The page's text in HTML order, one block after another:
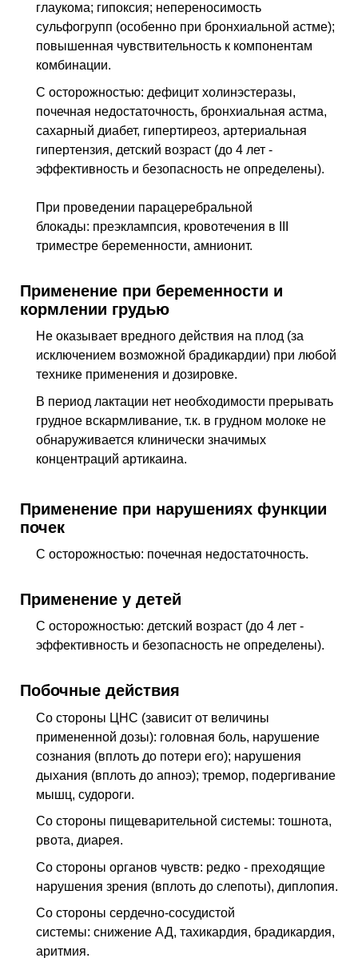
глаукома; гипоксия; непереносимость
сульфогрупп (особенно при бронхиальной астме);
повышенная чувствительность к компонентам
комбинации.
С осторожностью: дефицит холинэстеразы,
почечная недостаточность, бронхиальная астма,
сахарный диабет, гипертиреоз, артериальная
гипертензия, детский возраст (до 4 лет -
эффективность и безопасность не определены).
При проведении парацеребральной
блокады: преэклампсия, кровотечения в III
триместре беременности, амнионит.
Применение при беременности и
кормлении грудью
Не оказывает вредного действия на плод (за
исключением возможной брадикардии) при любой
технике применения и дозировке.
В период лактации нет необходимости прерывать
грудное вскармливание, т.к. в грудном молоке не
обнаруживается клинически значимых
концентраций артикаина.
Применение при нарушениях функции
почек
С осторожностью: почечная недостаточность.
Применение у детей
С осторожностью: детский возраст (до 4 лет -
эффективность и безопасность не определены).
Побочные действия
Со стороны ЦНС (зависит от величины
примененной дозы): головная боль, нарушение
сознания (вплоть до потери его); нарушения
дыхания (вплоть до апноэ); тремор, подергивание
мышц, судороги.
Со стороны пищеварительной системы: тошнота,
рвота, диарея.
Со стороны органов чувств: редко - преходящие
нарушения зрения (вплоть до слепоты), диплопия.
Со стороны сердечно-сосудистой
системы: снижение АД, тахикардия, брадикардия,
аритмия.